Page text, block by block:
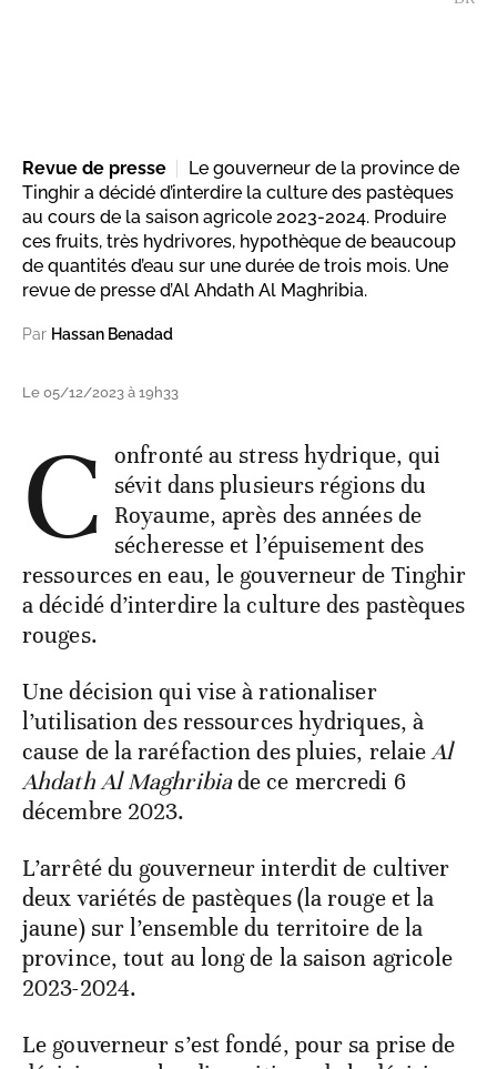
Revue de presse
Le gouverneur de la province de
Tinghir a décidé d’interdire la culture des pastèques
au cours de la saison agricole 2023-2024. Produire
ces fruits, très hydrivores, hypothèque de beaucoup
de quantités d’eau sur une durée de trois mois. Une
revue de presse d’Al Ahdath Al Maghribia.
Par Hassan Benadad
Le 05/12/2023 à 19h33
C onfronté au stress hydrique, qui
sévit dans plusieurs régions du
Royaume, après des années de
sécheresse et l’épuisement des
ressources en eau, le gouverneur de Tinghir
a décidé d’interdire la culture des pastèques
rouges.
Une décision qui vise à rationaliser
l’utilisation des ressources hydriques, à
cause de la raréfaction des pluies, relaieAl
Ahdath Al Maghribiade ce mercredi 6
décembre 2023.
L’arrêté du gouverneur interdit de cultiver
deux variétés de pastèques (la rouge et la
jaune) sur l’ensemble du territoire de la
province, tout au long de la saison agricole
2023-2024.
Le gouverneur s’est fondé, pour sa prise de